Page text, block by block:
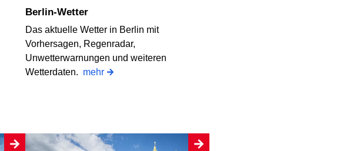
Berlin-Wetter
Das aktuelle Wetter in Berlin mit
Vorhersagen, Regenradar,
Unwetterwarnungen und weiteren
Wetterdaten. mehr